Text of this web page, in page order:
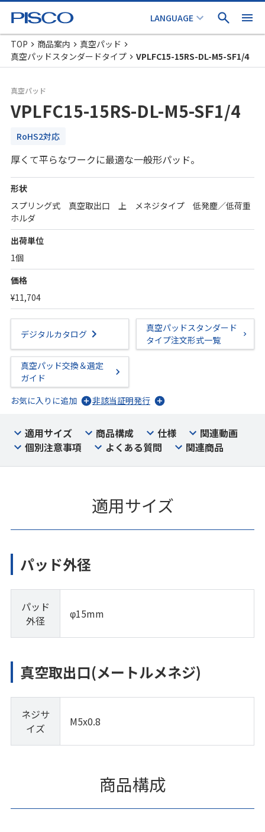
TOP 商品案内
真空パッド
真空パッドスタンダードタイプ
VPLFC15-15RS-DL-M5-SF1/4
真空パッド
VPLFC15-15RS-DL-M5-SF1/4
RoHS2対応
厚くて平らなワークに最適な一般形パッド。
形状
スプリング式 真空取出口 上 メネジタイプ 低発塵／低荷重
ホルダ
出荷単位
1個
価格
¥11,704
デジタルカタログ
真空パッドスタンダード
タイプ注文形式一覧
真空パッド交換＆選定
ガイド
お気に入りに追加
非該当証明発行
適用サイズ 商品構成 仕様
関連動画
個別注意事項
よくある質問 関連商品
適用サイズ
パッド外径
パッド
外径
φ15mm
真空取出口(メートルメネジ)
ネジサ
イズ
M5x0.8
商品構成